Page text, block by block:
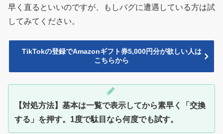
早く直るといいのですが、もしバグに遭遇している方は試
してみてください。
TikTokの登録でAmazonギフト券5,000円分が欲しい人は
こちらから
【対処方法】基本は一覧で表示してから素早く「交換
する」を押す。1度で駄目なら何度でも試す。